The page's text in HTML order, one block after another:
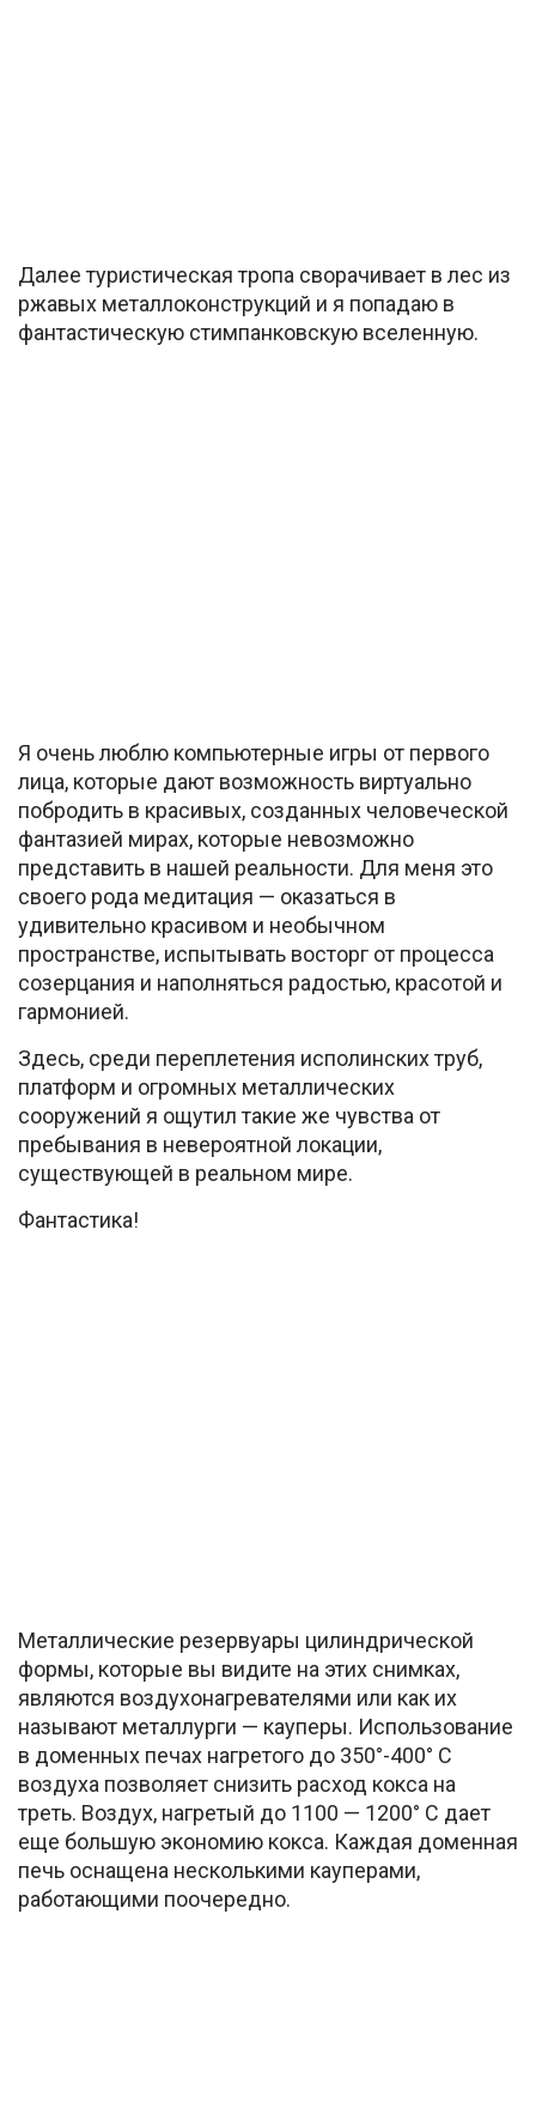
Далее туристическая тропа сворачивает в лес из
ржавых металлоконструкций и я попадаю в
фантастическую стимпанковскую вселенную.
Я очень люблю компьютерные игры от первого
лица, которые дают возможность виртуально
побродить в красивых, созданных человеческой
фантазией мирах, которые невозможно
представить в нашей реальности. Для меня это
своего рода медитация — оказаться в
удивительно красивом и необычном
пространстве, испытывать восторг от процесса
созерцания и наполняться радостью, красотой и
гармонией.
Здесь, среди переплетения исполинских труб,
платформ и огромных металлических
сооружений я ощутил такие же чувства от
пребывания в невероятной локации,
существующей в реальном мире.
Фантастика!
Металлические резервуары цилиндрической
формы, которые вы видите на этих снимках,
являются воздухонагревателями или как их
называют металлурги — кауперы. Использование
в доменных печах нагретого до 350°-400° С
воздуха позволяет снизить расход кокса на
треть. Воздух, нагретый до 1100 — 1200° С дает
еще большую экономию кокса. Каждая доменная
печь оснащена несколькими кауперами,
работающими поочередно.